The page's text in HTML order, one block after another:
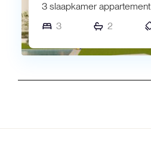
3 slaapkamer appartement
3
2